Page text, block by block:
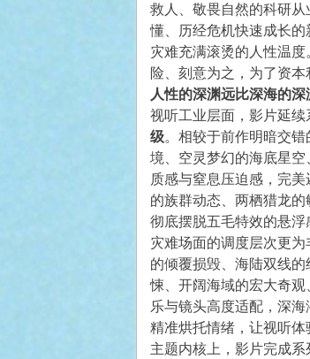
救人、敬畏自然的科研
懂、历经危机快速成长
灾难充满滚烫的人性温
险、刻意为之，为了资
人性的深渊远比深海的
视听工业层面，影片延续
级。相较于前作明暗交
境、空灵梦幻的海底星
质感与窒息压迫感，完
的族群动态、两栖猎龙
彻底摆脱五毛特效的悬浮
灾难场面的调度层次更
的倾覆损毁、海陆双线
悚、开阔海域的宏大奇
乐与镜头高度适配，深
精准烘托情绪，让视听体
主题内核上，影片完成系